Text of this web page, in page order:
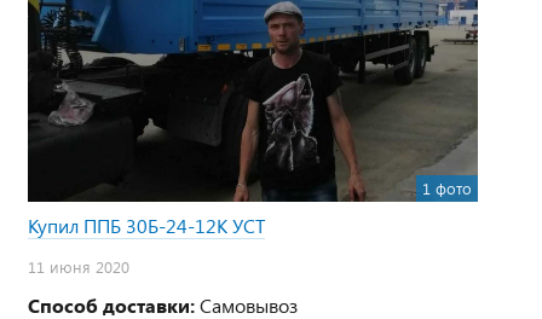
1 фото
Купил ППБ 30Б-24-12К УСТ
11 июня 2020
Способ доставки:Самовывоз